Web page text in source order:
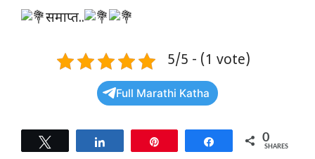
समाप्त..
5/5 - (1 vote)
Full Marathi Katha
Share 0
SHARES